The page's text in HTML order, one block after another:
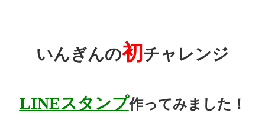
いんぎんの初チャレンジ
LINEスタンプ作ってみました！